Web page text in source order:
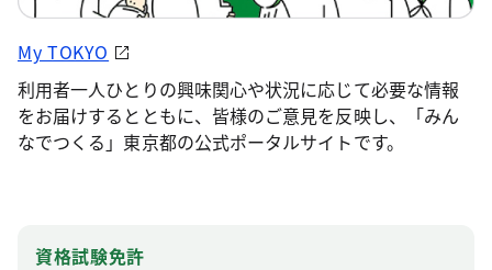
My TOKYO
利用者一人ひとりの興味関心や状況に応じて必要な情報
をお届けするとともに、皆様のご意見を反映し、「みん
なでつくる」東京都の公式ポータルサイトです。
資格試験免許